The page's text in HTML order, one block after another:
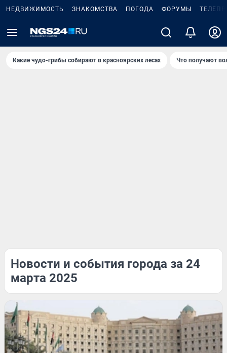
НЕДВИЖИМОСТЬ ЗНАКОМСТВА ПОГОДА ФОРУМЫ
Какие чудо-грибы собирают в красноярских лесах Что получают
Новости и события города за 24
марта 2025